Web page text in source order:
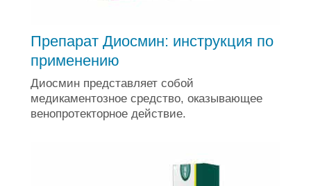
Препарат Диосмин: инструкция по
применению
Диосмин представляет собой
медикаментозное средство, оказывающее
венопротекторное действие.